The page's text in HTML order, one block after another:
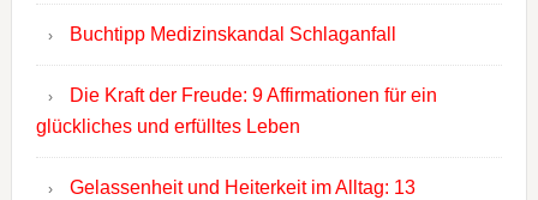
Buchtipp Medizinskandal Schlaganfall
Die Kraft der Freude: 9 Affirmationen für ein
glückliches und erfülltes Leben
Gelassenheit und Heiterkeit im Alltag: 13